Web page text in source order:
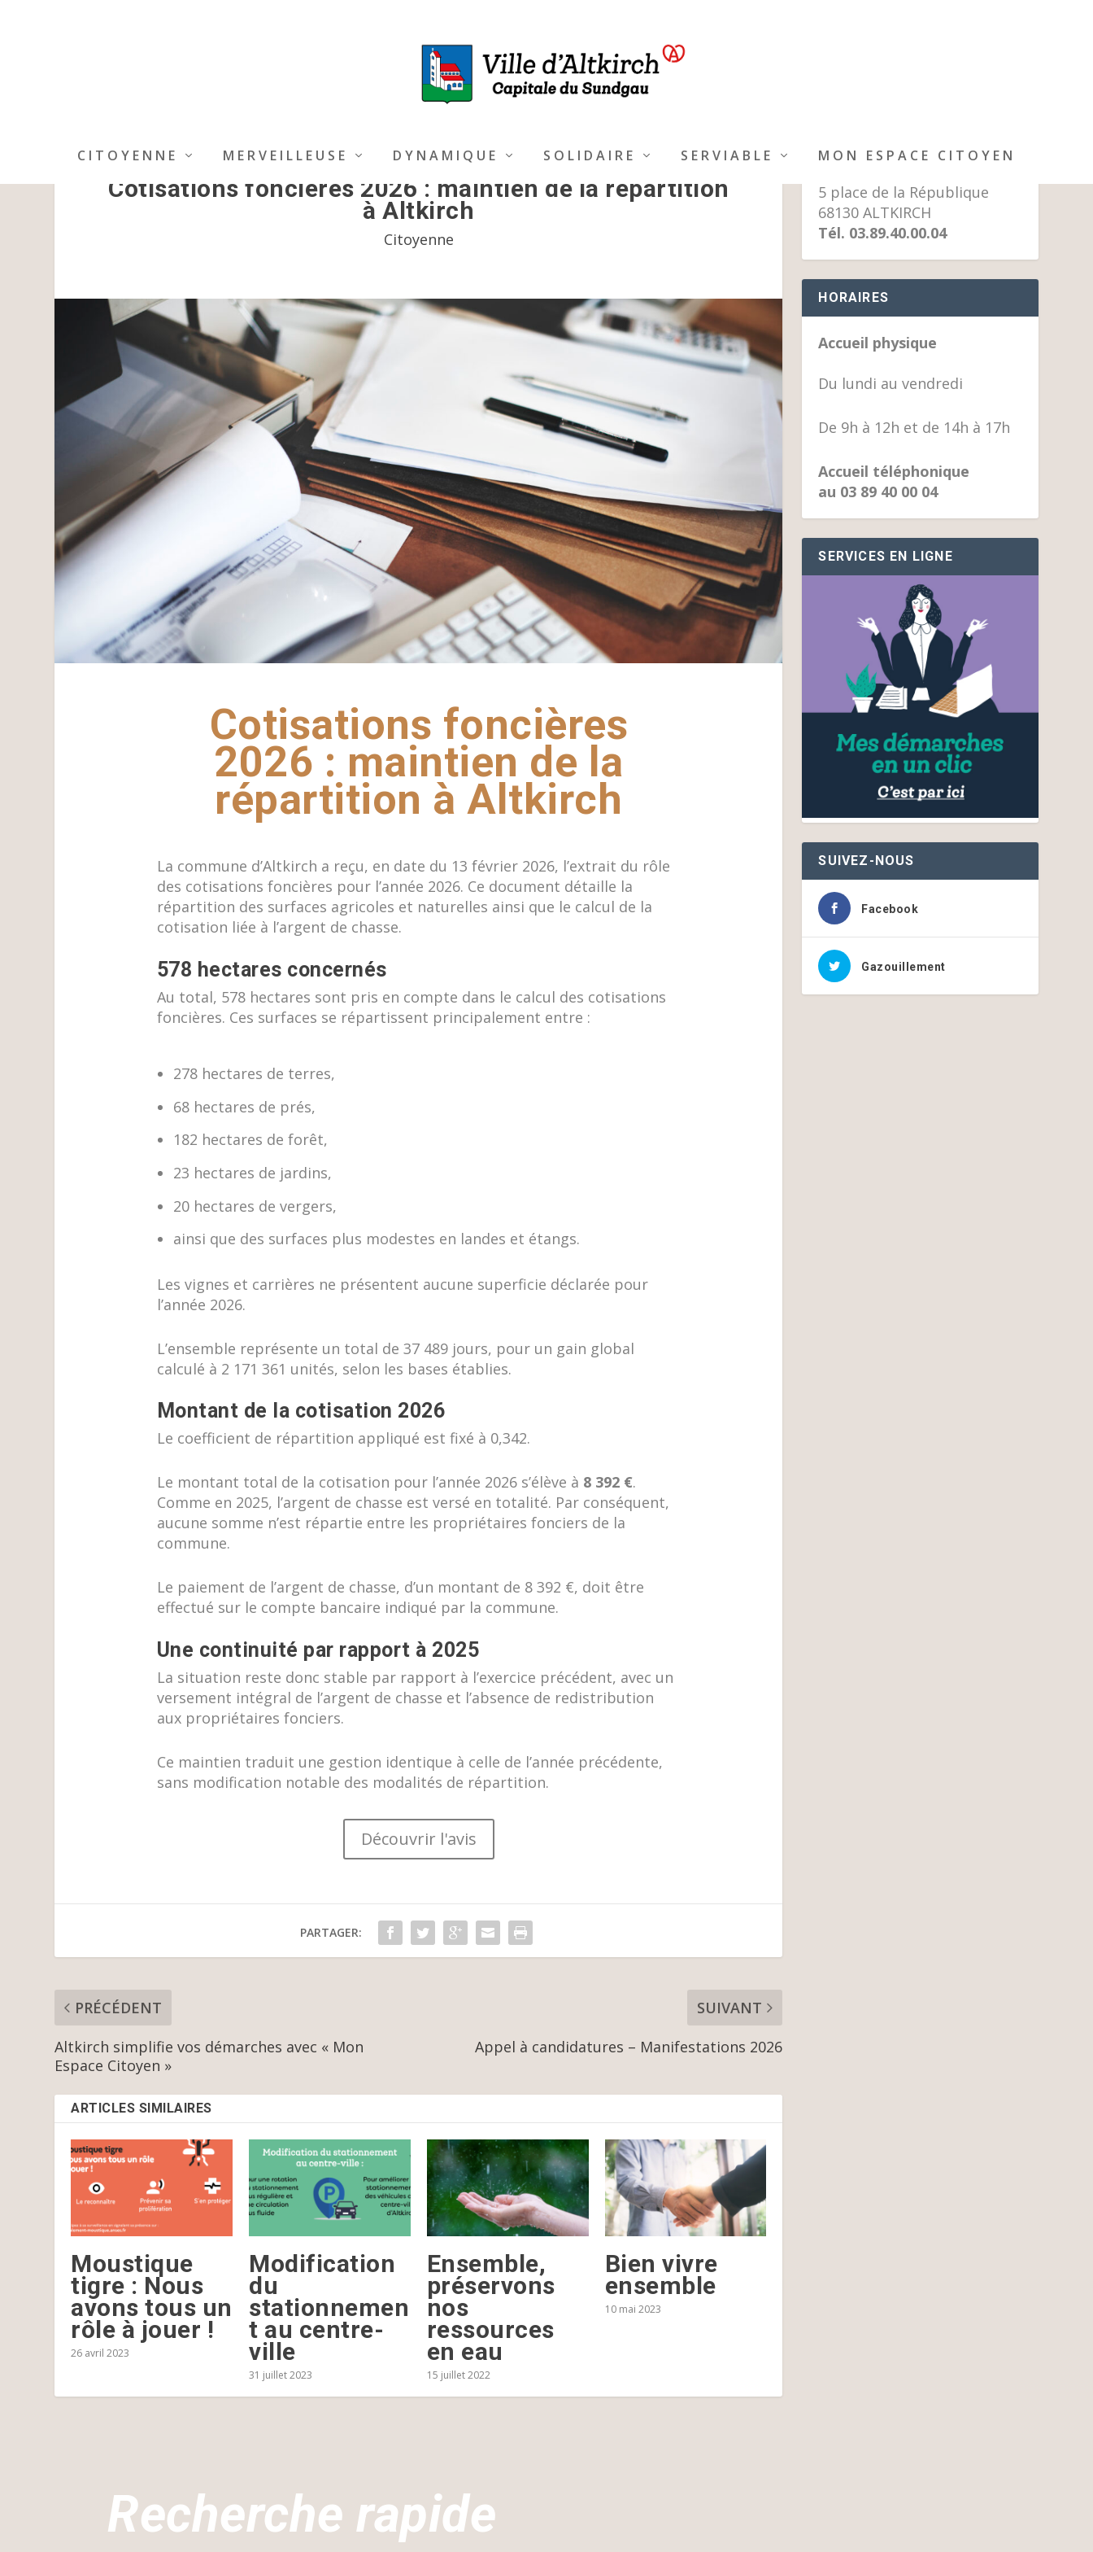
CITOYENNE MERVEILLEUSE DYNAMIQUE SOLIDAIRE SERVIABLE MON ESPACE CITOYEN
Cotisations foncières 2026 : maintien de la répartition
à Altkirch
Citoyenne
Cotisations foncières
2026 : maintien de la
répartition à Altkirch
La commune d’Altkirch a reçu, en date du 13 février 2026, l’extrait du rôle
des cotisations foncières pour l’année 2026. Ce document détaille la
répartition des surfaces agricoles et naturelles ainsi que le calcul de la
cotisation liée à l’argent de chasse.
578 hectares concernés
Au total, 578 hectares sont pris en compte dans le calcul des cotisations
foncières. Ces surfaces se répartissent principalement entre :
278 hectares de terres,
68 hectares de prés,
182 hectares de forêt,
23 hectares de jardins,
20 hectares de vergers,
ainsi que des surfaces plus modestes en landes et étangs.
Les vignes et carrières ne présentent aucune superficie déclarée pour
l’année 2026.
L’ensemble représente un total de 37 489 jours, pour un gain global
calculé à 2 171 361 unités, selon les bases établies.
Montant de la cotisation 2026
Le coefficient de répartition appliqué est fixé à 0,342.
Le montant total de la cotisation pour l’année 2026 s’élève à 8 392 €.
Comme en 2025, l’argent de chasse est versé en totalité. Par conséquent,
aucune somme n’est répartie entre les propriétaires fonciers de la
commune.
Le paiement de l’argent de chasse, d’un montant de 8 392 €, doit être
effectué sur le compte bancaire indiqué par la commune.
Une continuité par rapport à 2025
La situation reste donc stable par rapport à l’exercice précédent, avec un
versement intégral de l’argent de chasse et l’absence de redistribution
aux propriétaires fonciers.
Ce maintien traduit une gestion identique à celle de l’année précédente,
sans modification notable des modalités de répartition.
Découvrir l'avis
PARTAGER:
PRÉCÉDENT
Altkirch simplifie vos démarches avec « Mon
Espace Citoyen »
SUIVANT
Appel à candidatures – Manifestations 2026
ARTICLES SIMILAIRES
Moustique
tigre : Nous
avons tous un
rôle à jouer !
26 avril 2023
Modification
du
stationnemen
t au centre-
ville
31 juillet 2023
Ensemble,
préservons
nos
ressources
en eau
15 juillet 2022
Bien vivre
ensemble
10 mai 2023
MAIRIE D’ALTKIRCH
5 place de la République
68130 ALTKIRCH
Tél. 03.89.40.00.04
HORAIRES
Accueil physique
Du lundi au vendredi
De 9h à 12h et de 14h à 17h
Accueil téléphonique
au 03 89 40 00 04
SERVICES EN LIGNE
SUIVEZ-NOUS
Facebook
Gazouillement
Recherche rapide